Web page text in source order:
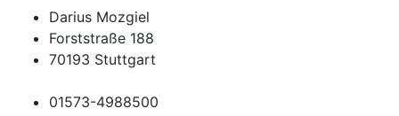
Darius Mozgiel
Forststraße 188
70193 Stuttgart
01573-4988500